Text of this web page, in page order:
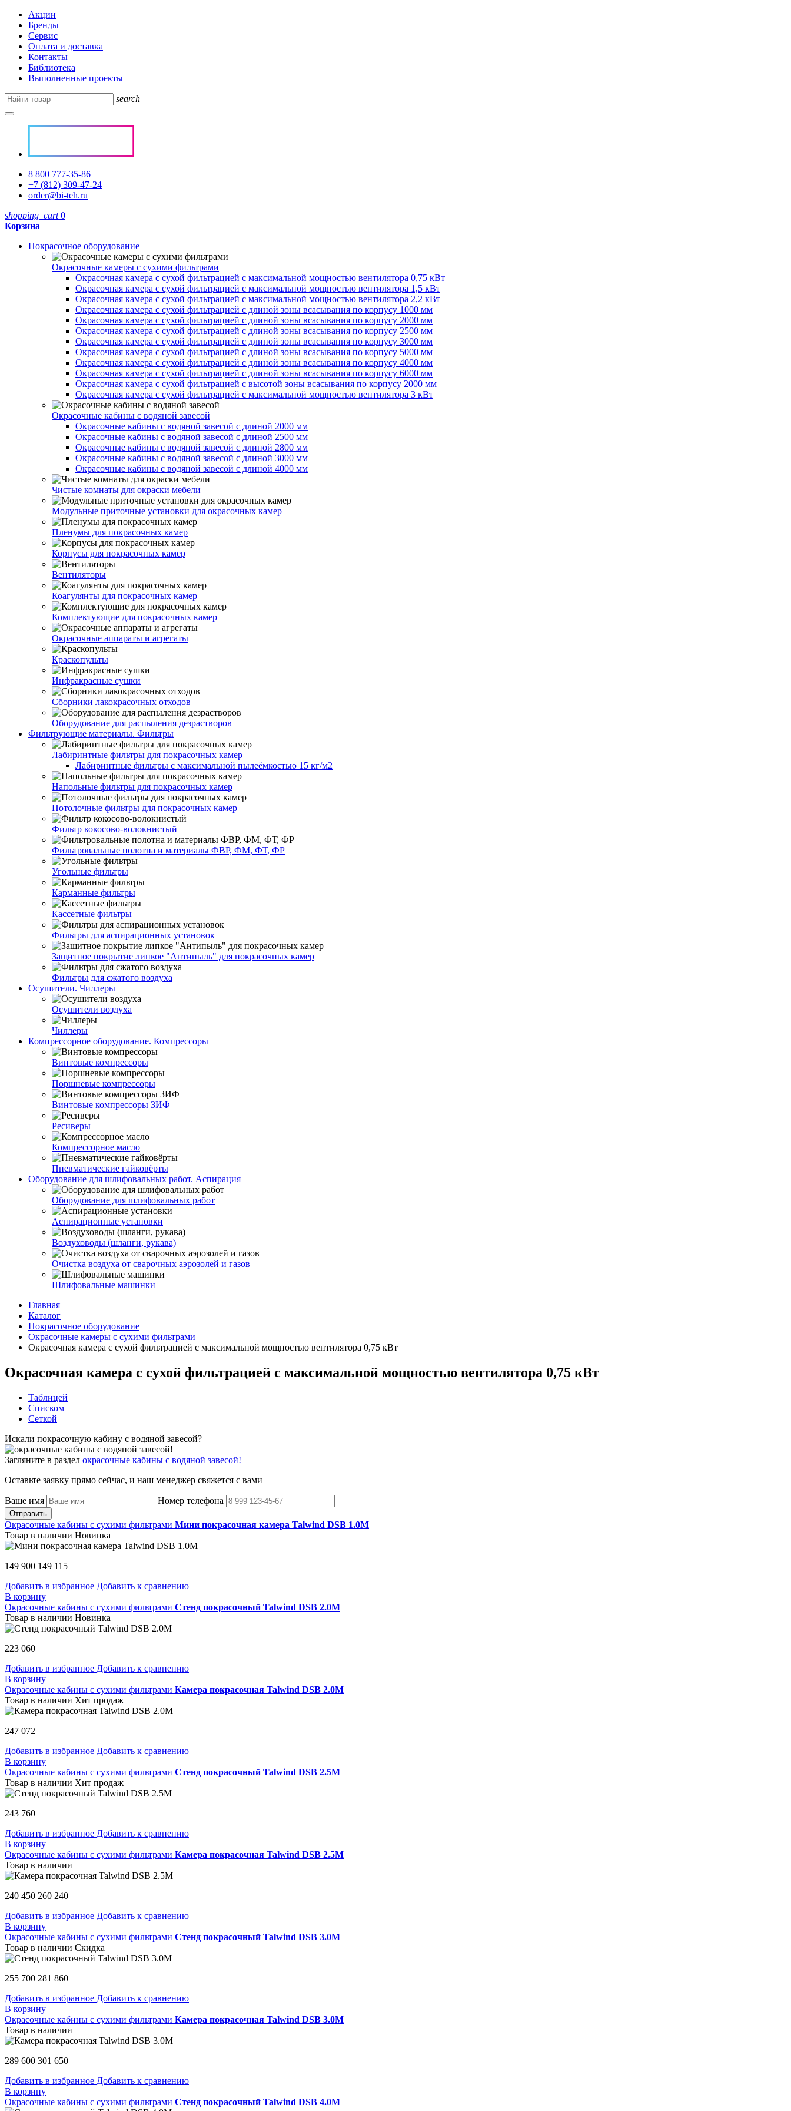
Акции
Бренды
Сервис
Оплата и доставка
Контакты
Библиотека
Выполненные проекты
search
8 800 777-35-86
+7 (812) 309-47-24
order@bi-teh.ru
shopping_cart 0
Корзина
Покрасочное оборудование
Окрасочные камеры с сухими фильтрами
Окрасочная камера с сухой фильтрацией с максимальной мощностью вентилятора 0,75 кВт
Окрасочная камера с сухой фильтрацией с максимальной мощностью вентилятора 1,5 кВт
Окрасочная камера с сухой фильтрацией с максимальной мощностью вентилятора 2,2 кВт
Окрасочная камера с сухой фильтрацией с длиной зоны всасывания по корпусу 1000 мм
Окрасочная камера с сухой фильтрацией с длиной зоны всасывания по корпусу 2000 мм
Окрасочная камера с сухой фильтрацией с длиной зоны всасывания по корпусу 2500 мм
Окрасочная камера с сухой фильтрацией с длиной зоны всасывания по корпусу 3000 мм
Окрасочная камера с сухой фильтрацией с длиной зоны всасывания по корпусу 5000 мм
Окрасочная камера с сухой фильтрацией с длиной зоны всасывания по корпусу 4000 мм
Окрасочная камера с сухой фильтрацией с длиной зоны всасывания по корпусу 6000 мм
Окрасочная камера с сухой фильтрацией с высотой зоны всасывания по корпусу 2000 мм
Окрасочная камера с сухой фильтрацией с максимальной мощностью вентилятора 3 кВт
Окрасочные кабины с водяной завесой
Окрасочные кабины с водяной завесой с длиной 2000 мм
Окрасочные кабины с водяной завесой с длиной 2500 мм
Окрасочные кабины с водяной завесой с длиной 2800 мм
Окрасочные кабины с водяной завесой с длиной 3000 мм
Окрасочные кабины с водяной завесой с длиной 4000 мм
Чистые комнаты для окраски мебели
Модульные приточные установки для окрасочных камер
Пленумы для покрасочных камер
Корпусы для покрасочных камер
Вентиляторы
Коагулянты для покрасочных камер
Комплектующие для покрасочных камер
Окрасочные аппараты и агрегаты
Краскопульты
Инфракрасные сушки
Сборники лакокрасочных отходов
Оборудование для распыления дезрастворов
Фильтрующие материалы. Фильтры
Лабиринтные фильтры для покрасочных камер
Лабиринтные фильтры с максимальной пылеёмкостью 15 кг/м2
Напольные фильтры для покрасочных камер
Потолочные фильтры для покрасочных камер
Фильтр кокосово-волокнистый
Фильтровальные полотна и материалы ФВР, ФМ, ФТ, ФР
Угольные фильтры
Карманные фильтры
Кассетные фильтры
Фильтры для аспирационных установок
Защитное покрытие липкое "Антипыль" для покрасочных камер
Фильтры для сжатого воздуха
Осушители. Чиллеры
Осушители воздуха
Чиллеры
Компрессорное оборудование. Компрессоры
Винтовые компрессоры
Поршневые компрессоры
Винтовые компрессоры ЗИФ
Ресиверы
Компрессорное масло
Пневматические гайковёрты
Оборудование для шлифовальных работ. Аспирация
Оборудование для шлифовальных работ
Аспирационные установки
Воздуховоды (шланги, рукава)
Очистка воздуха от сварочных аэрозолей и газов
Шлифовальные машинки
Главная
Каталог
Покрасочное оборудование
Окрасочные камеры с сухими фильтрами
Окрасочная камера с сухой фильтрацией с максимальной мощностью вентилятора 0,75 кВт
Окрасочная камера с сухой фильтрацией с максимальной мощностью вентилятора 0,75 кВт
Таблицей
Списком
Сеткой
Искали покрасочную кабину с водяной завесой?
Загляните в раздел окрасочные кабины с водяной завесой!
Оставьте заявку прямо сейчас, и наш менеджер свяжется с вами
Ваше имя Номер телефона
Отправить
Окрасочные кабины с сухими фильтрами Мини покрасочная камера Talwind DSB 1.0M
Товар в наличии Новинка
149 900 149 115
Добавить в избранное Добавить к сравнению
В корзину
Окрасочные кабины с сухими фильтрами Стенд покрасочный Talwind DSB 2.0M
Товар в наличии Новинка
223 060
Добавить в избранное Добавить к сравнению
В корзину
Окрасочные кабины с сухими фильтрами Камера покрасочная Talwind DSB 2.0M
Товар в наличии Хит продаж
247 072
Добавить в избранное Добавить к сравнению
В корзину
Окрасочные кабины с сухими фильтрами Стенд покрасочный Talwind DSB 2.5M
Товар в наличии Хит продаж
243 760
Добавить в избранное Добавить к сравнению
В корзину
Окрасочные кабины с сухими фильтрами Камера покрасочная Talwind DSB 2.5M
Товар в наличии
240 450 260 240
Добавить в избранное Добавить к сравнению
В корзину
Окрасочные кабины с сухими фильтрами Стенд покрасочный Talwind DSB 3.0M
Товар в наличии Скидка
255 700 281 860
Добавить в избранное Добавить к сравнению
В корзину
Окрасочные кабины с сухими фильтрами Камера покрасочная Talwind DSB 3.0M
Товар в наличии
289 600 301 650
Добавить в избранное Добавить к сравнению
В корзину
Окрасочные кабины с сухими фильтрами Стенд покрасочный Talwind DSB 4.0M